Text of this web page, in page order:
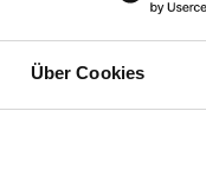
Über Cookies